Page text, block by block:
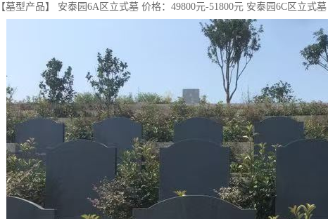
【墓型产品】 安泰园6A区立式墓 价格：49800元-51800元 安泰园6C区立式